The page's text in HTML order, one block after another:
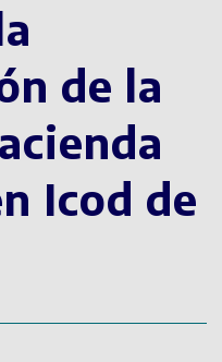
de la
Icod de